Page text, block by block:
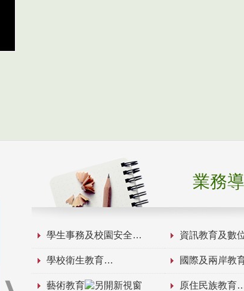
業務
學生事務及校園安全 資訊教育及數
學校衛生教育 國際及兩岸教
藝術教育 原住民族教育